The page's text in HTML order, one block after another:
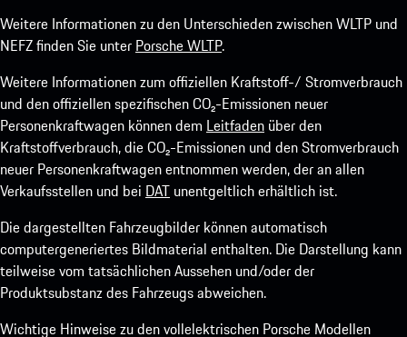
Weitere Informationen zu den Unterschieden zwischen WLTP und
NEFZ finden Sie unter Porsche WLTP.
Weitere Informationen zum offiziellen Kraftstoff-/ Stromverbrauch
und den offiziellen spezifischen CO₂-Emissionen neuer
Personenkraftwagen können dem Leitfaden über den
Kraftstoffverbrauch, die CO₂-Emissionen und den Stromverbrauch
neuer Personenkraftwagen entnommen werden, der an allen
Verkaufsstellen und bei DAT unentgeltlich erhältlich ist.
Die dargestellten Fahrzeugbilder können automatisch
computergeneriertes Bildmaterial enthalten. Die Darstellung kann
teilweise vom tatsächlichen Aussehen und/oder der
Produktsubstanz des Fahrzeugs abweichen.
Wichtige Hinweise zu den vollelektrischen Porsche Modellen